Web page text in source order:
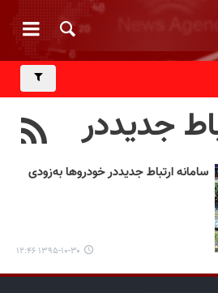
جدیددر
سامانه ارتباط جدیددر خودروها به‌زودی
۱۳۹۵-۱۰-۳۰ ۱۲:۴۶